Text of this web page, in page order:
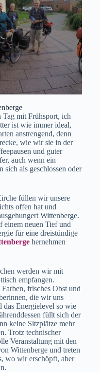
Tag mit Frühsport, ich
ist wie immer ideal,
anstrengend, denn
wie wir sie in der
und guter
auch wenn ein
sich als geschlossen oder
füllen wir unsere
offen hat und
Wittenberge.
neuen Tief und
für eine dreistündige
hernehmen
werden wir mit
empfangen.
frisches Obst und
die wir uns
das Energielevel so wie
füllt sich der
keine Sitzplätze mehr
Trotz technischer
Veranstaltung mit den
Wittenberge und treten
wo wir erschöpft, aber